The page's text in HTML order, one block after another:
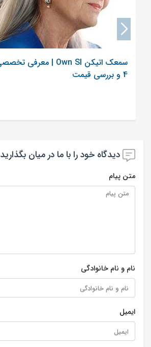
4 و بررسی قیمت
دیدگاه خود را با ما در میان بگذارید
متن پیام
نام و نام خانوادگی
ایمیل